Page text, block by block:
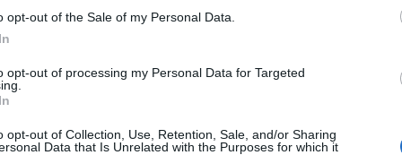
opt-out of the Sale of my Personal Data.
opt-out of processing my Personal Data for Targeted
opt-out of Collection, Use, Retention, Sale, and/or Sharing
Data that Is Unrelated with the Purposes for which it